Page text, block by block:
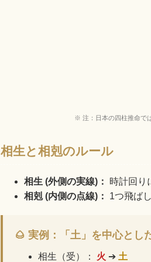
※ 注：日本の四柱推命で
相生と相剋のルール
相生 (外側の実線)：
時計回り
相剋 (内側の点線)：
1つ飛ば
🌰 実例：「土」を中心とし
相生（受）： 火 ➔ 土